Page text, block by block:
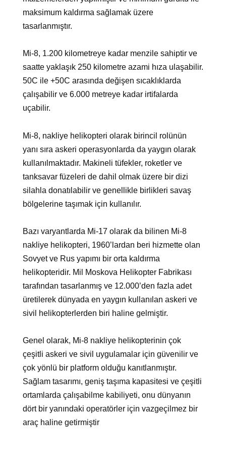
maksimum kaldırma sağlamak üzere
tasarlanmıştır.
Mi-8, 1.200 kilometreye kadar menzile sahiptir ve
saatte yaklaşık 250 kilometre azami hıza ulaşabilir.
50C ile +50C arasında değişen sıcaklıklarda
çalışabilir ve 6.000 metreye kadar irtifalarda
uçabilir.
Mi-8, nakliye helikopteri olarak birincil rolünün
yanı sıra askeri operasyonlarda da yaygın olarak
kullanılmaktadır. Makineli tüfekler, roketler ve
tanksavar füzeleri de dahil olmak üzere bir dizi
silahla donatılabilir ve genellikle birlikleri savaş
bölgelerine taşımak için kullanılır.
Bazı varyantlarda Mi-17 olarak da bilinen Mi-8
nakliye helikopteri, 1960’lardan beri hizmette olan
Sovyet ve Rus yapımı bir orta kaldırma
helikopteridir. Mil Moskova Helikopter Fabrikası
tarafından tasarlanmış ve 12.000’den fazla adet
üretilerek dünyada en yaygın kullanılan askeri ve
sivil helikopterlerden biri haline gelmiştir.
Genel olarak, Mi-8 nakliye helikopterinin çok
çeşitli askeri ve sivil uygulamalar için güvenilir ve
çok yönlü bir platform olduğu kanıtlanmıştır.
Sağlam tasarımı, geniş taşıma kapasitesi ve çeşitli
ortamlarda çalışabilme kabiliyeti, onu dünyanın
dört bir yanındaki operatörler için vazgeçilmez bir
araç haline getirmiştir